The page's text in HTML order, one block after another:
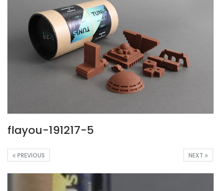
flayou-191217-5
NEXT
PREVIOUS